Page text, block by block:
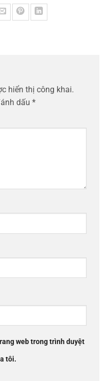
hiển thị công khai.
dấu *
web trong trình duyệt
tôi.